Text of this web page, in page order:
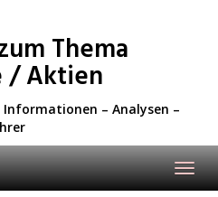
Thema
/ Aktien
– Analysen –